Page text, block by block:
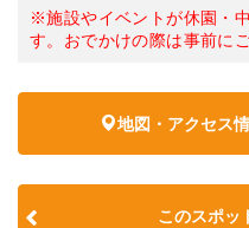
※施設やイベントが休園・
す。おでかけの際は事前に
地図・アクセス
このスポッ